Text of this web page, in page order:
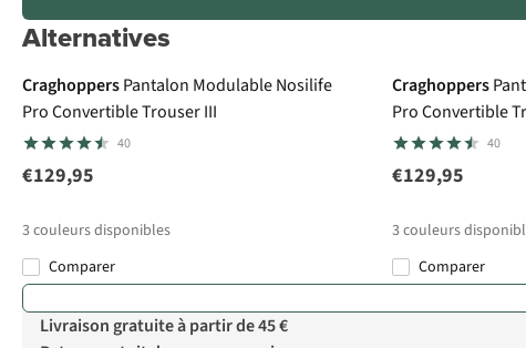
Alternatives
Le choix A.S.Adventure
CraghoppersPantalon Modulable Nosilife
Pro Convertible Trouser III
40
€129,95
3couleurs disponibles
Comparer
Craghoppers
Pro Convertible
40
€129,95
3couleurs
Comparer
Livraison gratuite à partir de 45 €